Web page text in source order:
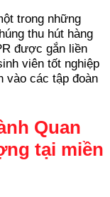
trong những
thu hút hàng
được gắn liền
viên tốt nghiệp
vào các tập đoàn
Quan
tại miền